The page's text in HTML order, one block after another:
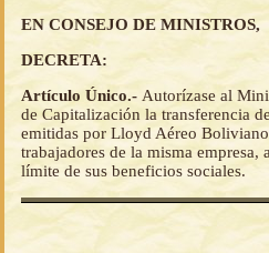
EN CONSEJO DE MINISTROS,
DECRETA:
Artículo Único.- Autorízase al
de Capitalización la transferencia
emitidas por Lloyd Aéreo
trabajadores de la misma empresa,
límite de sus beneficios sociales.